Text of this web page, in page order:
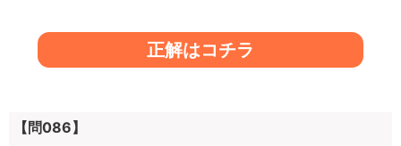
正解はコチラ
【問086】